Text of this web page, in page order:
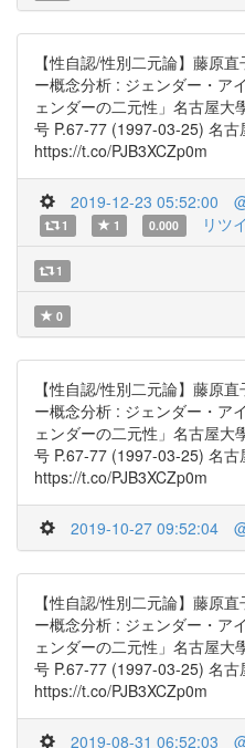
【性自認/性別二元論】藤原
ー概念分析 : ジェンダー・ア
ェンダーの二元性」名古屋大
号 P.67-77 (1997-03-25) 名古
https://t.co/PJB3XCZp0m
2019-12-23 05:52:00
1 1 0.000 リツ
1
0
【性自認/性別二元論】藤原
ー概念分析 : ジェンダー・ア
ェンダーの二元性」名古屋大
号 P.67-77 (1997-03-25) 名古
https://t.co/PJB3XCZp0m
2019-10-27 09:52:04
【性自認/性別二元論】藤原
ー概念分析 : ジェンダー・ア
ェンダーの二元性」名古屋大
号 P.67-77 (1997-03-25) 名古
https://t.co/PJB3XCZp0m
2019-08-31 06:52:03